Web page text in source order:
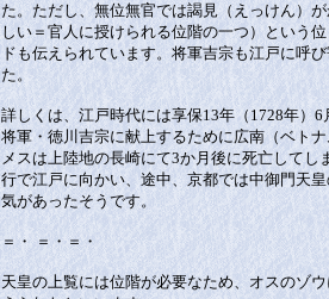
た。ただし、無位無官では謁見（えっけん）
しい＝官人に授けられる位階の一つ）という
ドも伝えられています。将軍吉宗も江戸に呼
た。
詳しくは、江戸時代には享保13年（1728年）
将軍・徳川吉宗に献上するために広南（ベトナ
メスは上陸地の長崎にて3か月後に死亡して
行で江戸に向かい、途中、京都では中御門天
気があったそうです。
＝・ ＝・＝・
天皇の上覧には位階が必要なため、オスのゾ